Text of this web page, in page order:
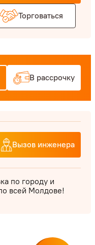
Торговаться
В рассрочку
Вызов инженера
по городу и
всей Молдове!